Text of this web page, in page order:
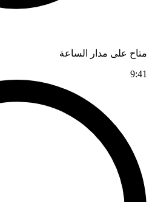
متاح على مدار الساعة
9:41